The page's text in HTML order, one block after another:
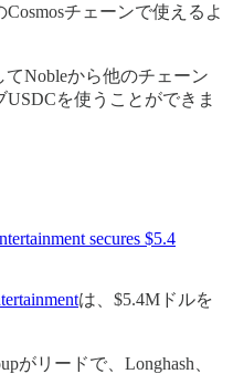
チェーンで使えるよ
Nobleから他のチェーン
を使うことができま
secures $5.4
は、$5.4Mドルを
がリードで、Longhash、